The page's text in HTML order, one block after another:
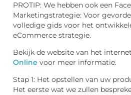
PROTIP: We hebben ook een
Marketingstrategie: Voor
volledige gids voor het
eCommerce strategie.
Bekijk de website van het
Online voor meer informatie.
Stap 1: Het opstellen van uw
Het eerste wat we zullen